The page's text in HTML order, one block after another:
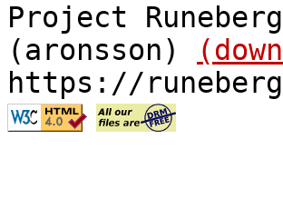
Project
(aronsson)
https://